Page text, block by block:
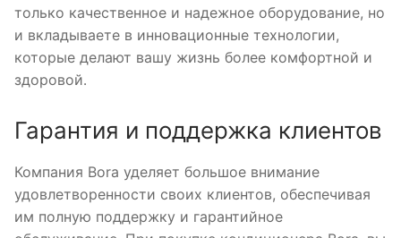
только качественное и надежное оборудование, но
и вкладываете в инновационные технологии,
которые делают вашу жизнь более комфортной и
здоровой․
Гарантия и поддержка клиентов
Компания Bora уделяет большое внимание
удовлетворенности своих клиентов, обеспечивая
им полную поддержку и гарантийное